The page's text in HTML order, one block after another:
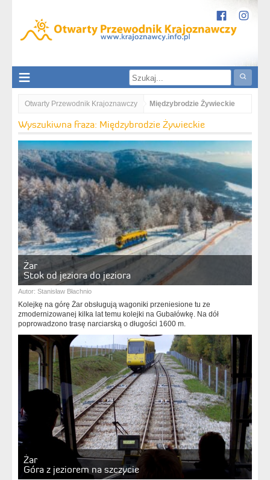
Otwarty Przewodnik Krajoznawczy Międzybrodzie Żywieckie
Wyszukiwna fraza: Międzybrodzie Żywieckie
Żar
Stok od jeziora do jeziora
Autor: Stanisław Błachnio
Kolejkę na górę Żar obsługują wagoniki przeniesione tu ze
zmodernizowanej kilka lat temu kolejki na Gubałówkę. Na dół
poprowadzono trasę narciarską o długości 1600 m.
Żar
Góra z jeziorem na szczycie